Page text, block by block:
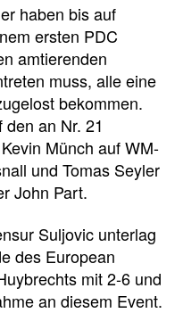
haben bis auf
ersten PDC
amtierenden
muss, alle eine
bekommen.
an Nr. 21
Münch auf WM-
und Tomas Seyler
John Part.
Suljovic unterlag
des European
mit 2-6 und
an diesem Event.